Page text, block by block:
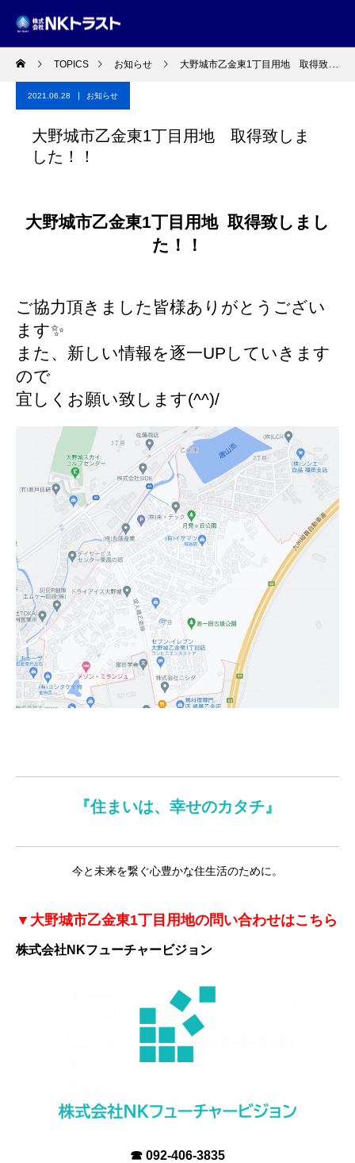
TOPICS お知らせ 大野城市乙金東1丁目用地 取得致しました！！
2021.06.28 お知らせ
大野城市乙金東1丁目用地 取得致しま
した！！
大野城市乙金東1丁目用地 取得致しまし
た！！
ご協力頂きました皆様ありがとうござい
ます✨
また、新しい情報を逐一UPしていきます
ので
宜しくお願い致します(^^)/
『住まいは、幸せのカタチ』
今と未来を繋ぐ心豊かな住生活のために。
▼大野城市乙金東1丁目用地の問い合わせはこちら
株式会社NKフューチャービジョン
☎ 092-406-3835